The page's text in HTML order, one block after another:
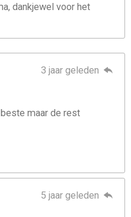
dankjewel voor het
3 jaar geleden
maar de rest
5 jaar geleden